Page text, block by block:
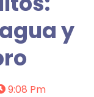
y
9:08 Pm